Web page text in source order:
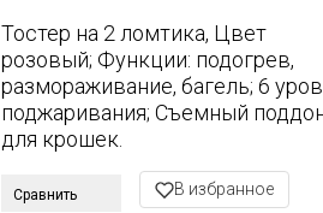
Тостер на 2 ломтика, Цвет
розовый; Функции: подогрев,
размораживание, багель; 6
поджаривания; Съемный
для крошек.
Сравнить В избранное